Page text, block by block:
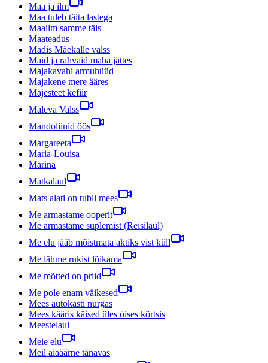
Maa ja ilm
Maa tuleb täita lastega
Maailm samme täis
Maateadus
Madis Mäekalle valss
Maid ja rahvaid maha jättes
Majakavahi armuhüüd
Majakene mere ääres
Majesteet kefiir
Maleva Valss
Mandoliinid öös
Margareeta
Maria-Louisa
Marina
Matkalaul
Mats alati on tubli mees
Me armastame ooperit
Me armastame suplemist (Reisilaul)
Me elu jääb mõistmata aktiks vist küll
Me lähme rukist lõikama
Me mõtted on priid
Me pole enam väikesed
Mees autokasti nurgas
Mees kääris käised üles öises kõrtsis
Meestelaul
Meie elu
Meil aiaäärne tänavas